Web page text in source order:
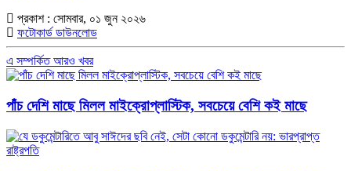
প্রকাশ : সোমবার, ০১ জুন ২০২৬
ফটোকার্ড ডাউনলোড
এ সম্পর্কিত আরও খবর
পাঁচ দেশি মাছে মিলল মাইক্রোপ্লাস্টিক, সবচেয়ে বেশি কই মাছে